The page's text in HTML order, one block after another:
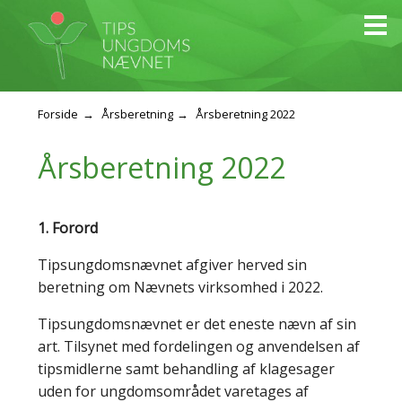
Forside Årsberetning Årsberetning 2022
Årsberetning 2022
1. Forord
Tipsungdomsnævnet afgiver herved sin
beretning om Nævnets virksomhed i 2022.
Tipsungdomsnævnet er det eneste nævn af sin
art. Tilsynet med fordelingen og anvendelsen af
tipsmidlerne samt behandling af klagesager
uden for ungdomsområdet varetages af